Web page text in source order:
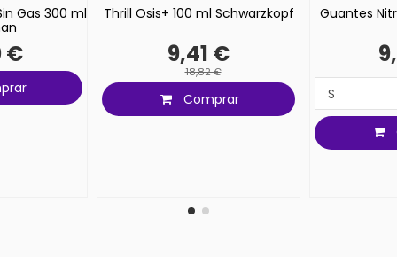
Gas 300 ml
€
Thrill Osis+ 100 ml Schwarzkopf
9,41 €
18,82 €
Comprar
Guantes